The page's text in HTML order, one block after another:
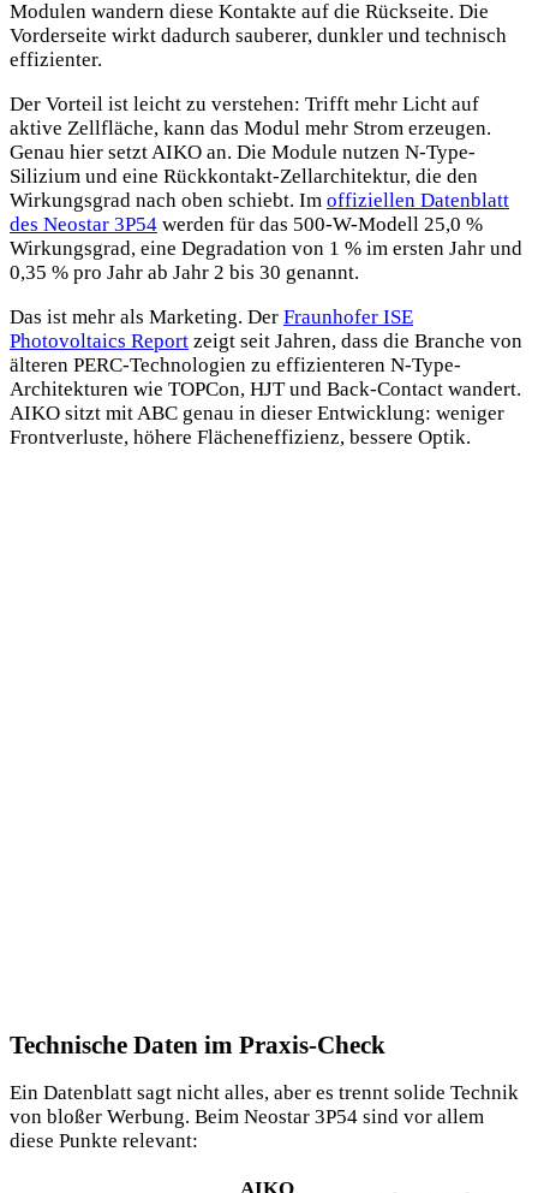
Modulen wandern diese Kontakte auf die Rückseite. Die
Vorderseite wirkt dadurch sauberer, dunkler und technisch
effizienter.
Der Vorteil ist leicht zu verstehen: Trifft mehr Licht auf
aktive Zellfläche, kann das Modul mehr Strom erzeugen.
Genau hier setzt AIKO an. Die Module nutzen N-Type-
Silizium und eine Rückkontakt-Zellarchitektur, die den
Wirkungsgrad nach oben schiebt. Im offiziellen Datenblatt
des Neostar 3P54 werden für das 500-W-Modell 25,0 %
Wirkungsgrad, eine Degradation von 1 % im ersten Jahr und
0,35 % pro Jahr ab Jahr 2 bis 30 genannt.
Das ist mehr als Marketing. Der Fraunhofer ISE
Photovoltaics Report zeigt seit Jahren, dass die Branche von
älteren PERC-Technologien zu effizienteren N-Type-
Architekturen wie TOPCon, HJT und Back-Contact wandert.
AIKO sitzt mit ABC genau in dieser Entwicklung: weniger
Frontverluste, höhere Flächeneffizienz, bessere Optik.
Technische Daten im Praxis-Check
Ein Datenblatt sagt nicht alles, aber es trennt solide Technik
von bloßer Werbung. Beim Neostar 3P54 sind vor allem
diese Punkte relevant: